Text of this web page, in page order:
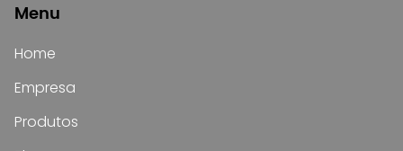
Menu
Home
Empresa
Produtos